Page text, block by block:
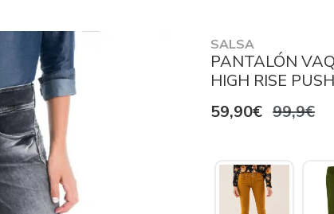
SALSA
PANTALÓN
HIGH RISE
59,90€ 99,9€